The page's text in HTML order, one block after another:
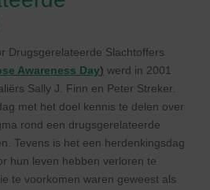
Drugsgerelateerde Slachtoffers
Awareness Day) werd in 2001
Sally J. Finn en Peter Streker.
met het doel kennis te delen over
rond een drugsgerelateerde
Tevens is het een herdenkingsdag
hun leven hebben verloren te
te voorkomen waren geweest als